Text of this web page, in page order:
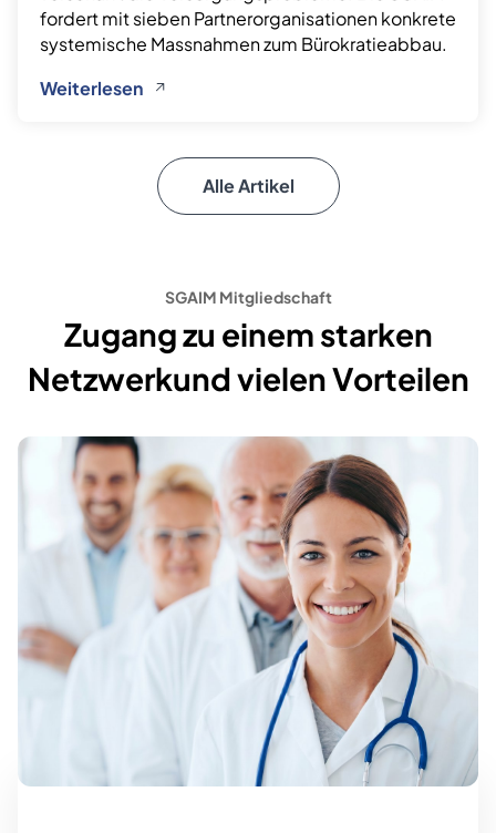
fordert mit sieben Partnerorganisationen konkrete
systemische Massnahmen zum Bürokratieabbau.
Weiterlesen
Alle Artikel
SGAIM Mitgliedschaft
Zugang zu einem starken
Netzwerkund vielen Vorteilen